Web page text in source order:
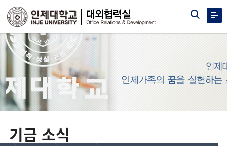
기금 소식